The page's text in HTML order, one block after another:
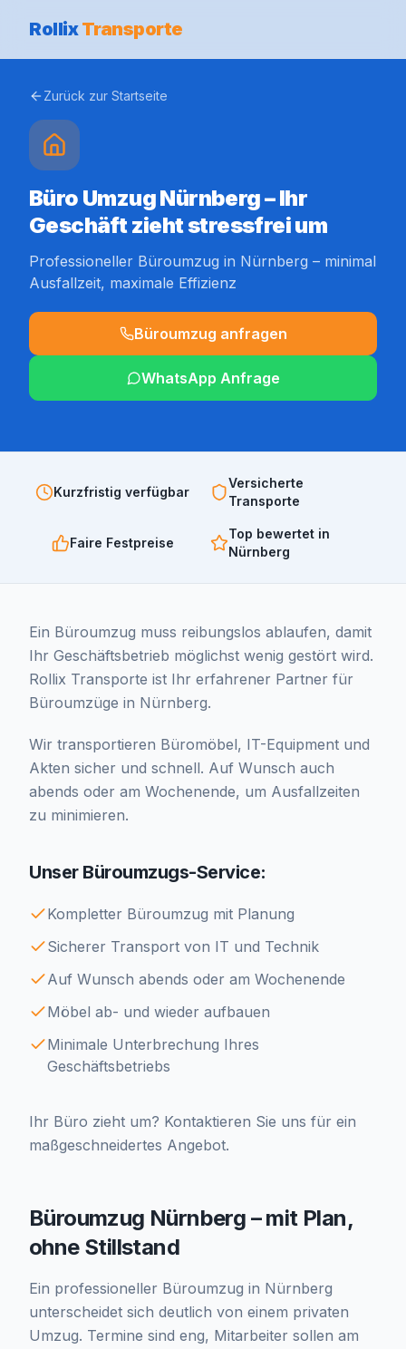
Rollix Transporte
Zurück zur Startseite
Büro Umzug Nürnberg – Ihr
Geschäft zieht stressfrei um
Professioneller Büroumzug in Nürnberg – minimal
Ausfallzeit, maximale Effizienz
Büroumzug anfragen
WhatsApp Anfrage
Kurzfristig verfügbar
Versicherte
Transporte
Faire Festpreise
Top bewertet in
Nürnberg
Ein Büroumzug muss reibungslos ablaufen, damit
Ihr Geschäftsbetrieb möglichst wenig gestört wird.
Rollix Transporte ist Ihr erfahrener Partner für
Büroumzüge in Nürnberg.
Wir transportieren Büromöbel, IT-Equipment und
Akten sicher und schnell. Auf Wunsch auch
abends oder am Wochenende, um Ausfallzeiten
zu minimieren.
Unser Büroumzugs-Service:
Kompletter Büroumzug mit Planung
Sicherer Transport von IT und Technik
Auf Wunsch abends oder am Wochenende
Möbel ab- und wieder aufbauen
Minimale Unterbrechung Ihres
Geschäftsbetriebs
Ihr Büro zieht um? Kontaktieren Sie uns für ein
maßgeschneidertes Angebot.
Büroumzug Nürnberg – mit Plan,
ohne Stillstand
Ein professioneller Büroumzug in Nürnberg
unterscheidet sich deutlich von einem privaten
Umzug. Termine sind eng, Mitarbeiter sollen am